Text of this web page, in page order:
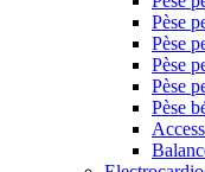
Pèse
Pèse
Pèse
Pèse
Pèse